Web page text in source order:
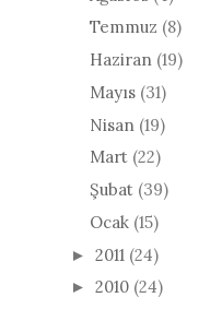
Temmuz (8)
Haziran (19)
Mayıs (31)
Nisan (19)
Mart (22)
Şubat (39)
Ocak (15)
► 2011 (24)
► 2010 (24)